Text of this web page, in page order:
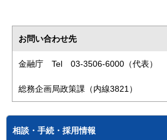
お問い合わせ先
金融庁 Tel 03-3506-6000（代表）
総務企画局政策課（内線3821）
相談・手続・採用情報